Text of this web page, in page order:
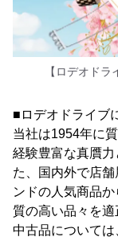
【ロデオド
■ロデオドライブ
当社は1954年に
経験豊富な真贋
た、国内外で店
ンドの人気商品
質の高い品々を適
中古品について